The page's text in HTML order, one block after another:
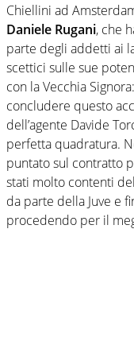
Chiellini ad
Daniele Rugani, che
parte degli addetti ai
scettici sulle sue
con la Vecchia
concludere questo
dell’agente Davide
perfetta quadratura.
puntato sul contratto
stati molto contenti
da parte della Juve e
procedendo per il